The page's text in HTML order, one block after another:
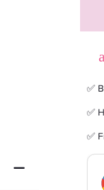
89,50 kr
✅
✅
✅